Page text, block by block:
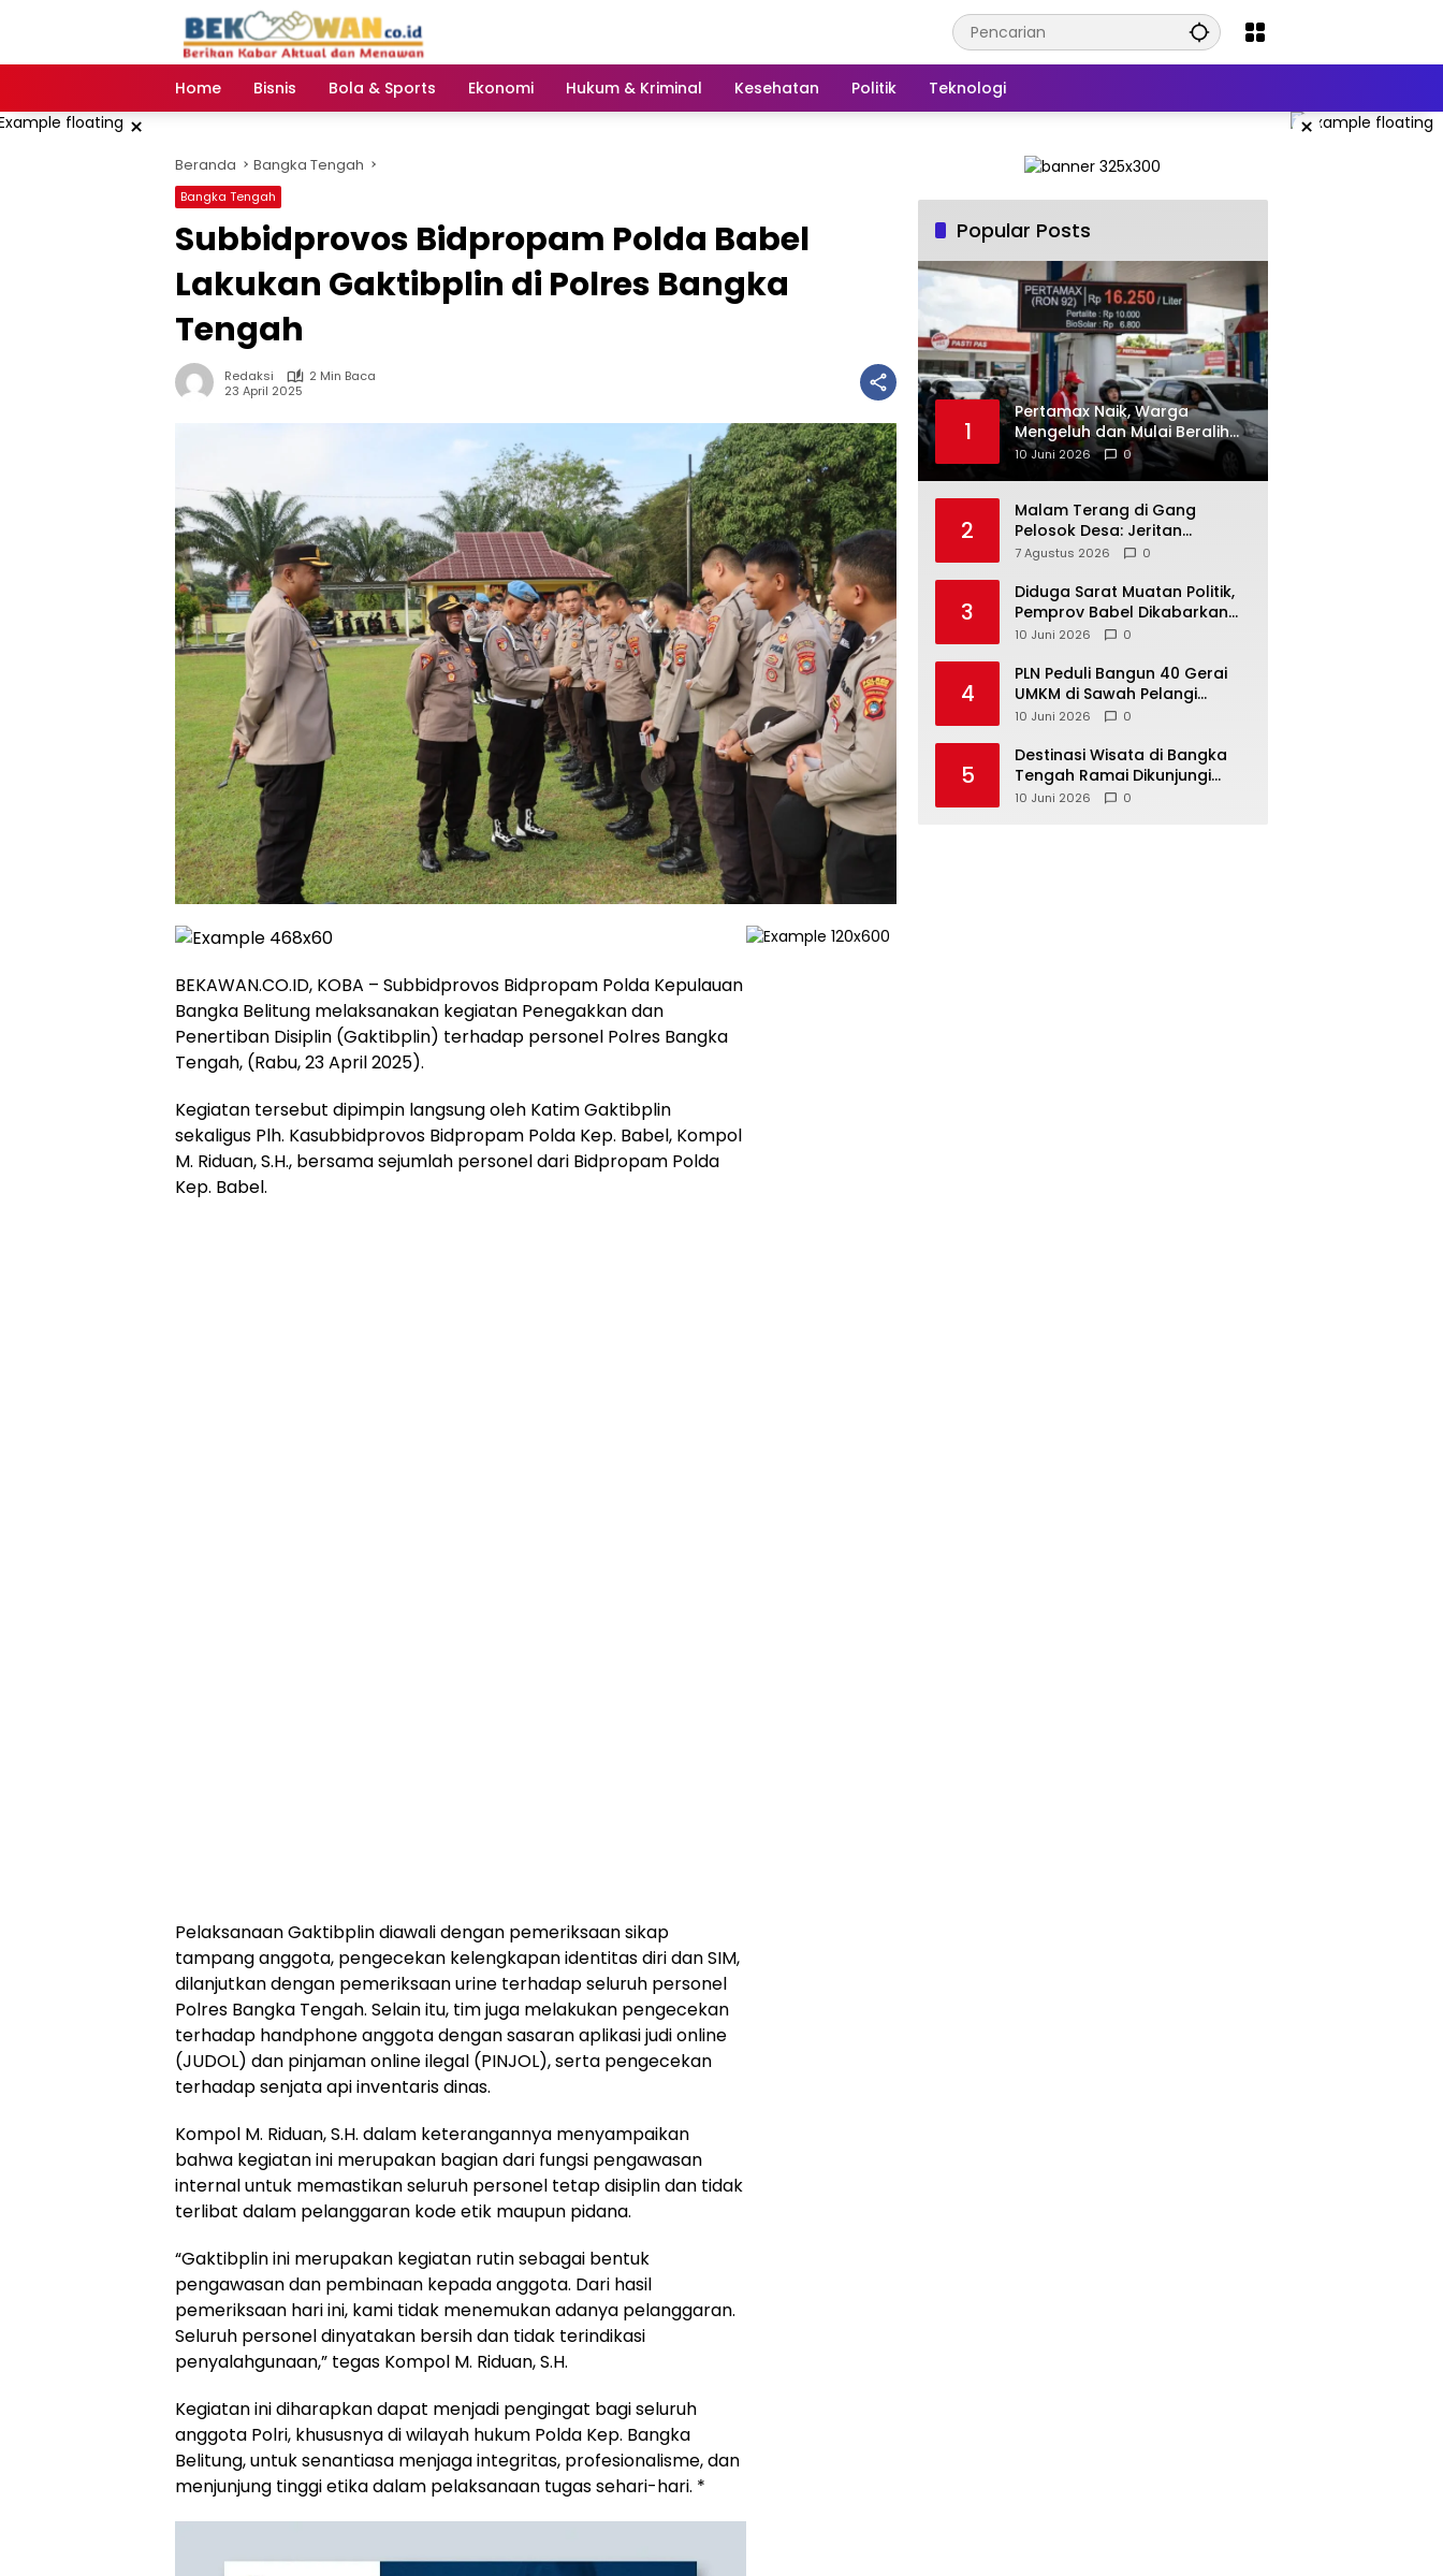
Home
Bisnis Bola & Sports Ekonomi Hukum & Kriminal Kesehatan Politik Teknologi
× ×
Beranda Bangka Tengah
Bangka Tengah
Subbidprovos Bidpropam Polda Babel
Lakukan Gaktibplin di Polres Bangka
Tengah
Redaksi
2 Min Baca
23 April 2025
BEKAWAN.CO.ID, KOBA – Subbidprovos Bidpropam Polda Kepulauan
Bangka Belitung melaksanakan kegiatan Penegakkan dan
Penertiban Disiplin (Gaktibplin) terhadap personel Polres Bangka
Tengah, (Rabu, 23 April 2025).
Kegiatan tersebut dipimpin langsung oleh Katim Gaktibplin
sekaligus Plh. Kasubbidprovos Bidpropam Polda Kep. Babel, Kompol
M. Riduan, S.H., bersama sejumlah personel dari Bidpropam Polda
Kep. Babel.
Pelaksanaan Gaktibplin diawali dengan pemeriksaan sikap
tampang anggota, pengecekan kelengkapan identitas diri dan SIM,
dilanjutkan dengan pemeriksaan urine terhadap seluruh personel
Polres Bangka Tengah. Selain itu, tim juga melakukan pengecekan
terhadap handphone anggota dengan sasaran aplikasi judi online
(JUDOL) dan pinjaman online ilegal (PINJOL), serta pengecekan
terhadap senjata api inventaris dinas.
Kompol M. Riduan, S.H. dalam keterangannya menyampaikan
bahwa kegiatan ini merupakan bagian dari fungsi pengawasan
internal untuk memastikan seluruh personel tetap disiplin dan tidak
terlibat dalam pelanggaran kode etik maupun pidana.
“Gaktibplin ini merupakan kegiatan rutin sebagai bentuk
pengawasan dan pembinaan kepada anggota. Dari hasil
pemeriksaan hari ini, kami tidak menemukan adanya pelanggaran.
Seluruh personel dinyatakan bersih dan tidak terindikasi
penyalahgunaan,” tegas Kompol M. Riduan, S.H.
Kegiatan ini diharapkan dapat menjadi pengingat bagi seluruh
anggota Polri, khususnya di wilayah hukum Polda Kep. Bangka
Belitung, untuk senantiasa menjaga integritas, profesionalisme, dan
menjunjung tinggi etika dalam pelaksanaan tugas sehari-hari. *
Popular Posts
1
‎Pertamax Naik, Warga
Mengeluh dan Mulai Beralih
ke Pertalite Meski Harus Antre
10 Juni 2026 0
2
Malam Terang di Gang
Pelosok Desa: Jeritan
Harapan Ketua APDESI
Babel
7 Agustus 2026 0
3
‎Diduga Sarat Muatan Politik,
Pemprov Babel Dikabarkan
Lakukan Rotasi Besar-
10 Juni 2026 0
4
‎PLN Peduli Bangun 40 Gerai
UMKM di Sawah Pelangi
Namang, Dorong
10 Juni 2026 0
5
‎Destinasi Wisata di Bangka
Tengah Ramai Dikunjungi
Masyarakat Saat Libur dan
10 Juni 2026 0